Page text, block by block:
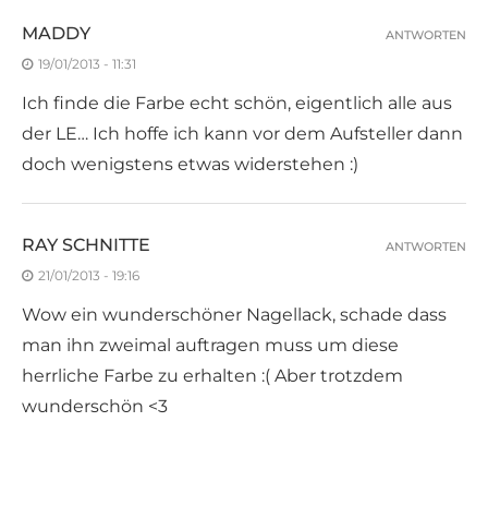
MADDY
19/01/2013 - 11:31
Ich finde die Farbe echt schön, eigentlich alle aus
der LE… Ich hoffe ich kann vor dem Aufsteller dann
doch wenigstens etwas widerstehen :)
ANTWORTEN
RAY SCHNITTE
21/01/2013 - 19:16
Wow ein wunderschöner Nagellack, schade dass
man ihn zweimal auftragen muss um diese
herrliche Farbe zu erhalten :( Aber trotzdem
wunderschön <3
ANTWORTEN